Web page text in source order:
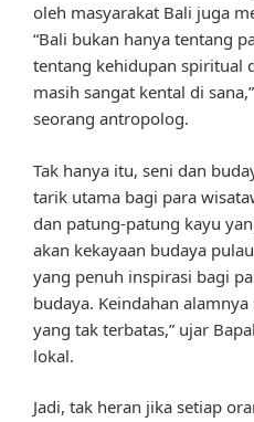
oleh masyarakat Bali juga
“Bali bukan hanya tentang
tentang kehidupan spiritual
masih sangat kental di
seorang antropolog.
Tak hanya itu, seni dan
tarik utama bagi para
dan patung-patung kayu
akan kekayaan budaya
yang penuh inspirasi bagi
budaya. Keindahan
yang tak terbatas,” ujar
lokal.
Jadi, tak heran jika setiap